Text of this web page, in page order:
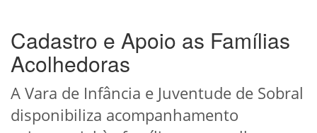
Cadastro e Apoio as Famílias
Acolhedoras
A Vara de Infância e Juventude de Sobral
disponibiliza acompanhamento